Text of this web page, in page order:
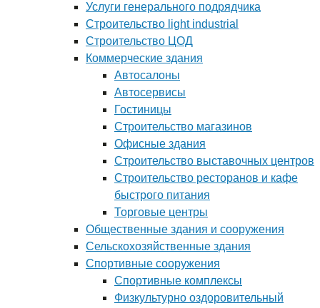
Услуги генерального подрядчика
Строительство light industrial
Строительство ЦОД
Коммерческие здания
Автосалоны
Автосервисы
Гостиницы
Строительство магазинов
Офисные здания
Строительство выставочных центров
Строительство ресторанов и кафе
быстрого питания
Торговые центры
Общественные здания и сооружения
Сельскохозяйственные здания
Спортивные сооружения
Спортивные комплексы
Физкультурно оздоровительный